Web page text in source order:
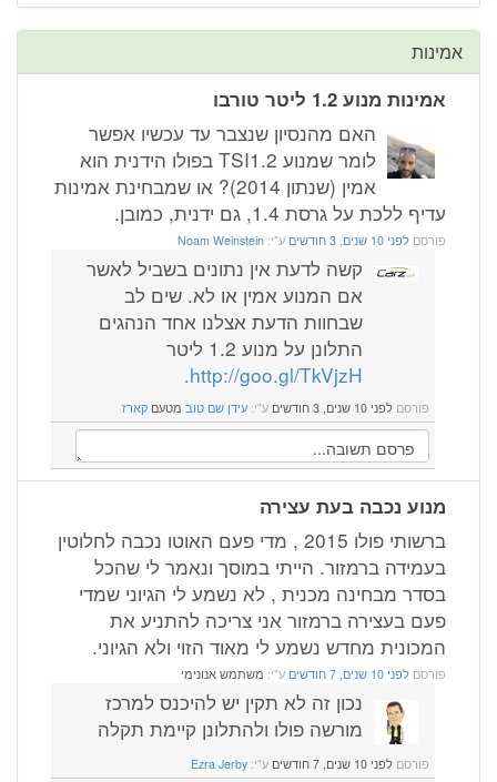
אמינות
אמינות מנוע 1.2 ליטר טורבו
האם מהנסיון שנצבר עד עכשיו אפשר
לומר שמנוע TSI1.2 בפולו הידנית הוא
אמין (שנתון 2014)? או שמבחינת אמינות
עדיף ללכת על גרסת 1.4, גם ידנית, כמובן.
פורסם לפני 10 שנים, 3 חודשים ע"י: Noam Weinstein
קשה לדעת אין נתונים בשביל לאשר
אם המנוע אמין או לא. שים לב
שבחוות הדעת אצלנו אחד הנהגים
התלונן על מנוע 1.2 ליטר
http://goo.gl/TkVjzH.
פורסם לפני 10 שנים, 3 חודשים ע"י: עידן שם טוב מטעם קארז
מנוע נכבה בעת עצירה
ברשותי פולו 2015 , מדי פעם האוטו נכבה לחלוטין
בעמידה ברמזור. הייתי במוסך ונאמר לי שהכל
בסדר מבחינה מכנית , לא נשמע לי הגיוני שמדי
פעם בעצירה ברמזור אני צריכה להתניע את
המכונית מחדש נשמע לי מאוד הזוי ולא הגיוני.
פורסם לפני 10 שנים, 7 חודשים ע"י: משתמש אנונימי
נכון זה לא תקין יש להיכנס למרכז
מורשה פולו ולהתלונן קיימת תקלה
פורסם לפני 10 שנים, 7 חודשים ע"י: Ezra Jerby